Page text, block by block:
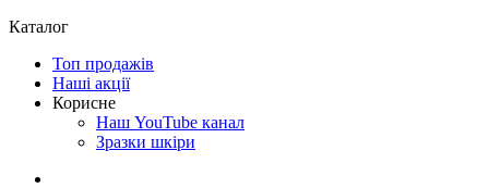
Каталог
Топ продажів
Наші акції
Корисне
Наш YouTube канал
Зразки шкіри